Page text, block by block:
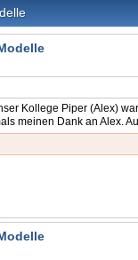
Kollege Piper (Alex)
meinen Dank an Alex.